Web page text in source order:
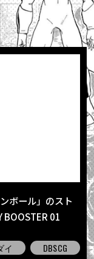
ボール」のスト
BOOSTER 01
イ
DBSCG